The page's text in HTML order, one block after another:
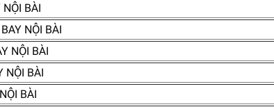
NỘI BÀI
NỘI BÀI
NỘI BÀI
NỘI BÀI
BÀI